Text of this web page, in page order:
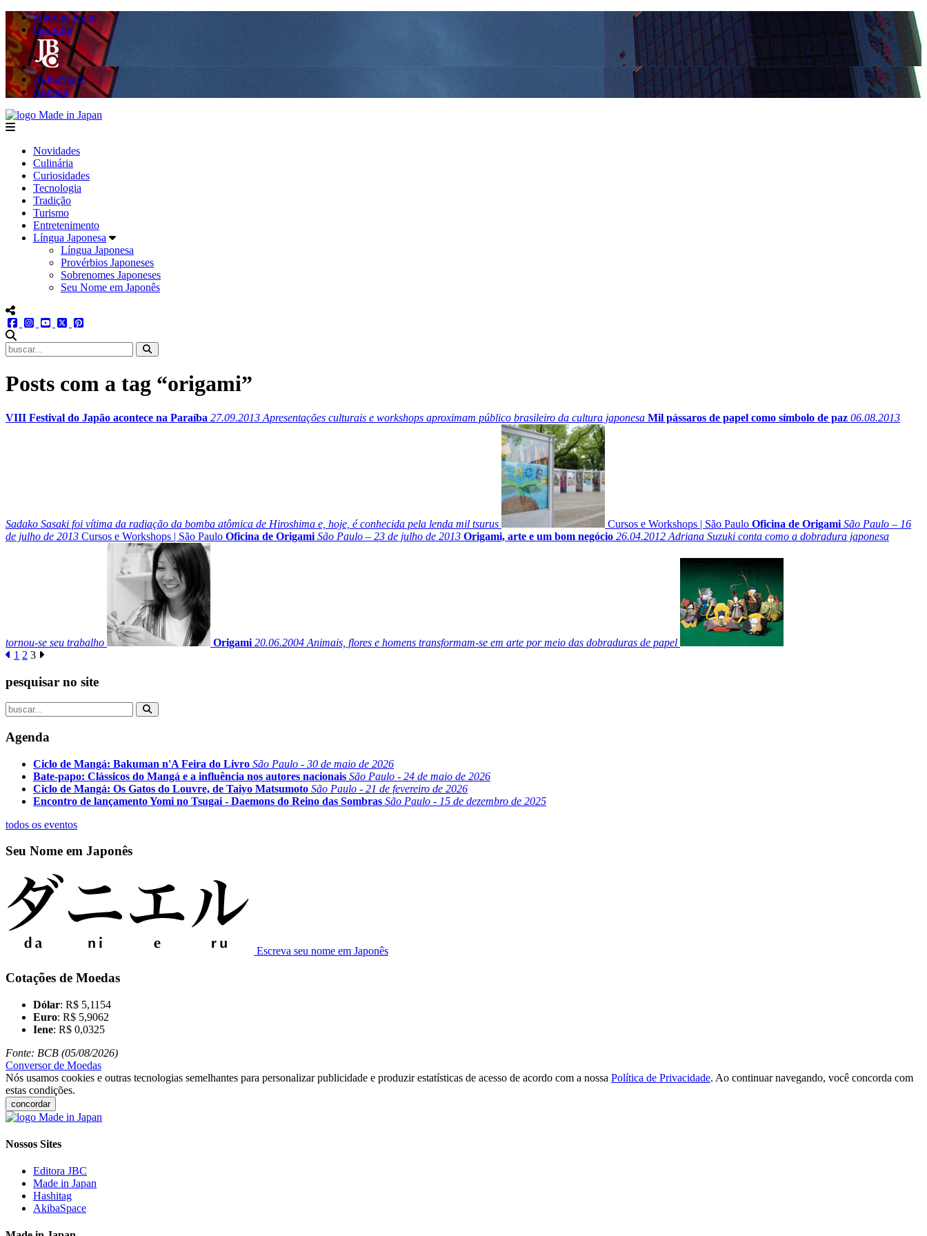
Made in Japan
Hashitag
AkibaSpace
Agenda
menu
Novidades
Culinária
Curiosidades
Tecnologia
Tradição
Turismo
Entretenimento
Língua Japonesa
Língua Japonesa
Provérbios Japoneses
Sobrenomes Japoneses
Seu Nome em Japonês
menu redes social
facebookinstagram
youtube
twitter
Posts com a tag “origami”
VIII Festival do Japão acontece na Paraíba 27.09.2013 Apresentações culturais e workshops aproximam público brasileiro da cultura japonesa Mil pássaros de papel como símbolo de paz 06.08.2013
Sadako Sasaki foi vítima da radiação da bomba atômica de Hiroshima e, hoje, é conhecida pela lenda mil tsurus Cursos e Workshops | São Paulo Oficina de Origami São Paulo – 16
de julho de 2013 Cursos e Workshops | São Paulo Oficina de Origami São Paulo – 23 de julho de 2013 Origami, arte e um bom negócio 26.04.2012 Adriana Suzuki conta como a dobradura japonesa
tornou-se seu trabalho Origami 20.06.2004 Animais, flores e homens transformam-se em arte por meio das dobraduras de papel
1 2 3
pesquisar no site
Agenda
Ciclo de Mangá: Bakuman n'A Feira do Livro São Paulo - 30 de maio de 2026
Bate-papo: Clássicos do Mangá e a influência nos autores nacionais São Paulo - 24 de maio de 2026
Ciclo de Mangá: Os Gatos do Louvre, de Taiyo Matsumoto São Paulo - 21 de fevereiro de 2026
Encontro de lançamento Yomi no Tsugai - Daemons do Reino das Sombras São Paulo - 15 de dezembro de 2025
todos os eventos
Seu Nome em Japonês
Escreva seu nome em Japonês
Cotações de Moedas
Dólar: R$ 5,1154
Euro: R$ 5,9062
Iene: R$ 0,0325
Fonte: BCB (05/08/2026)
Conversor de Moedas
Nós usamos cookies e outras tecnologias semelhantes para personalizar publicidade e produzir estatísticas de acesso de acordo com a nossa Política de Privacidade. Ao continuar navegando, você concorda com
estas condições.
concordar
Nossos Sites
Editora JBC
Made in Japan
Hashitag
AkibaSpace